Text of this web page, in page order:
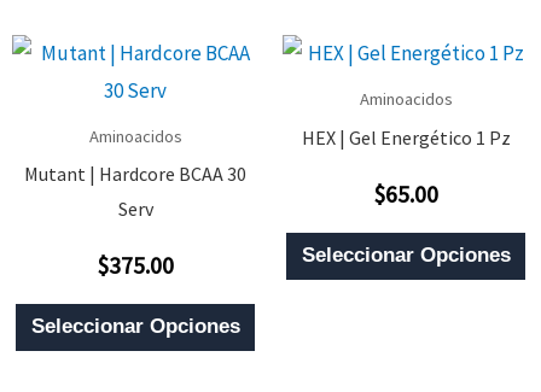
Aminoacidos
Mutant | Hardcore BCAA 30
Serv
Valorado
0
De
5
$375.00
Seleccionar Opciones
Este
Producto
Aminoacidos
HEX | Gel Energético 1 Pz
Valorado
0
De
5
$65.00
Seleccionar Opciones